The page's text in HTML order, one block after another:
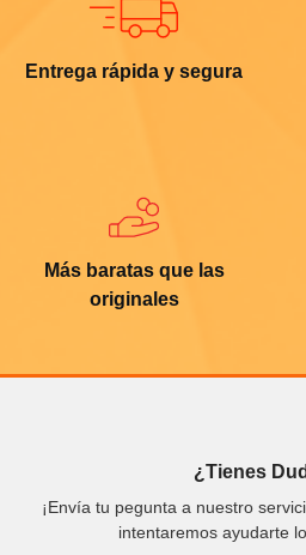
Entrega rápida y segura
Más baratas que las
originales
¿Tienes
¡Envía tu pegunta a nuestro
intentaremos ayudarte